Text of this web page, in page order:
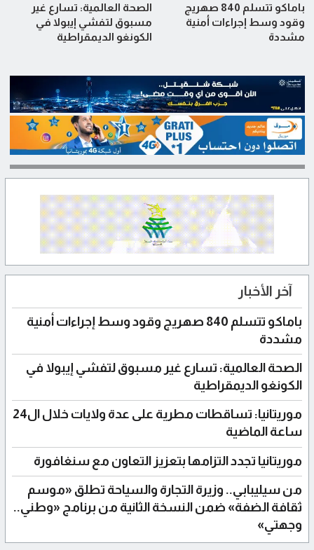
باماكو تتسلم 840 صهريج
وقود وسط إجراءات أمنية
مشددة
الصحة العالمية: تسارع غير
مسبوق لتفشي إيبولا في
الكونغو الديمقراطية
آخر الأخبار
باماكو تتسلم 840 صهريج وقود وسط إجراءات أمنية
مشددة
الصحة العالمية: تسارع غير مسبوق لتفشي إيبولا في
الكونغو الديمقراطية
موريتانيا: تساقطات مطرية على عدة ولايات خلال ال24
ساعة الماضية
موريتانيا تجدد التزامها بتعزيز التعاون مع سنغافورة
من سيليبابي.. وزيرة التجارة والسياحة تطلق «موسم
ثقافة الضفة» ضمن النسخة الثانية من برنامج «وطني..
وجهتي»